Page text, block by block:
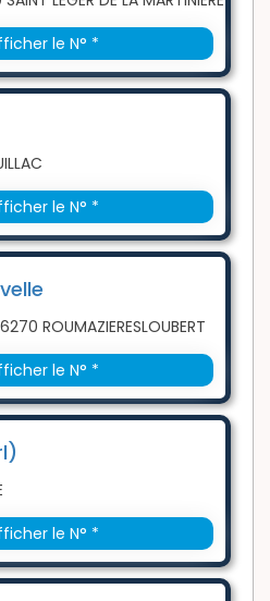
le N° *
le N° *
ROUMAZIERESLOUBERT
le N° *
le N° *